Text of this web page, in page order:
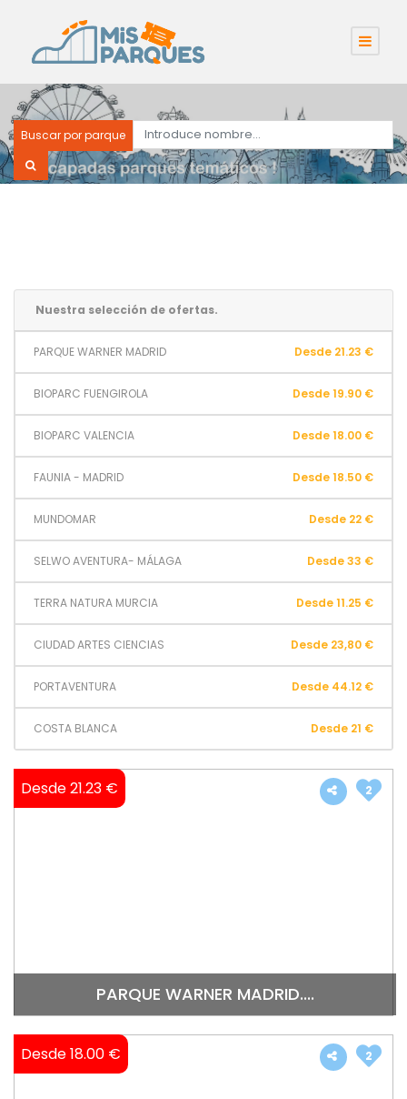
Buscar por parque
Nuestra selección de ofertas.
PARQUE WARNER MADRID Desde 21.23 €
BIOPARC FUENGIROLA Desde 19.90 €
BIOPARC VALENCIA Desde 18.00 €
FAUNIA - MADRID Desde 18.50 €
MUNDOMAR Desde 22 €
SELWO AVENTURA- MÁLAGA Desde 33 €
TERRA NATURA MURCIA Desde 11.25 €
CIUDAD ARTES CIENCIAS Desde 23,80 €
PORTAVENTURA Desde 44.12 €
COSTA BLANCA Desde 21 €
Desde 21.23 €
PARQUE WARNER MADRID....
2
Desde 18.00 € 2